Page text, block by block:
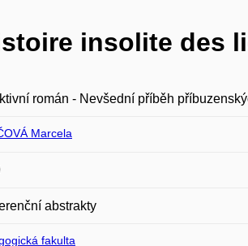
insolite des
román - Nevšední příběh
Marcela
abstrakty
fakulta